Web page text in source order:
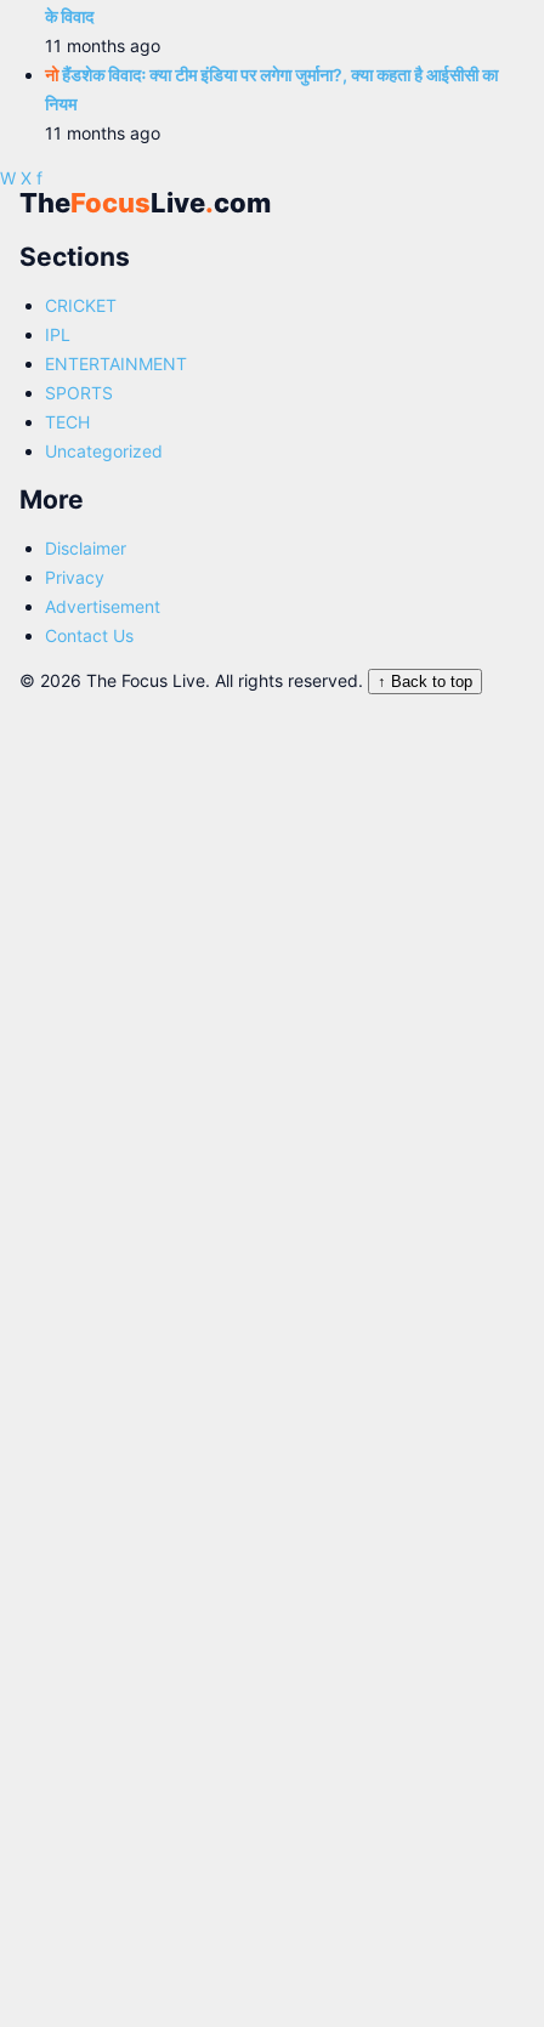
के विवाद
11 months ago
नोहैंडशेक विवादः क्या टीम इंडिया पर लगेगा जुर्माना?, क्या कहता है आईसीसी का
नियम
11 months ago
W X f
TheFocusLive.com
Sections
CRICKET
IPL
ENTERTAINMENT
SPORTS
TECH
Uncategorized
More
Disclaimer
Privacy
Advertisement
Contact Us
© 2026 The Focus Live. All rights reserved. ↑ Back to top